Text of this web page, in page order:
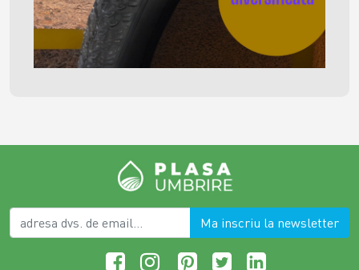
Ma inscriu la newsletter